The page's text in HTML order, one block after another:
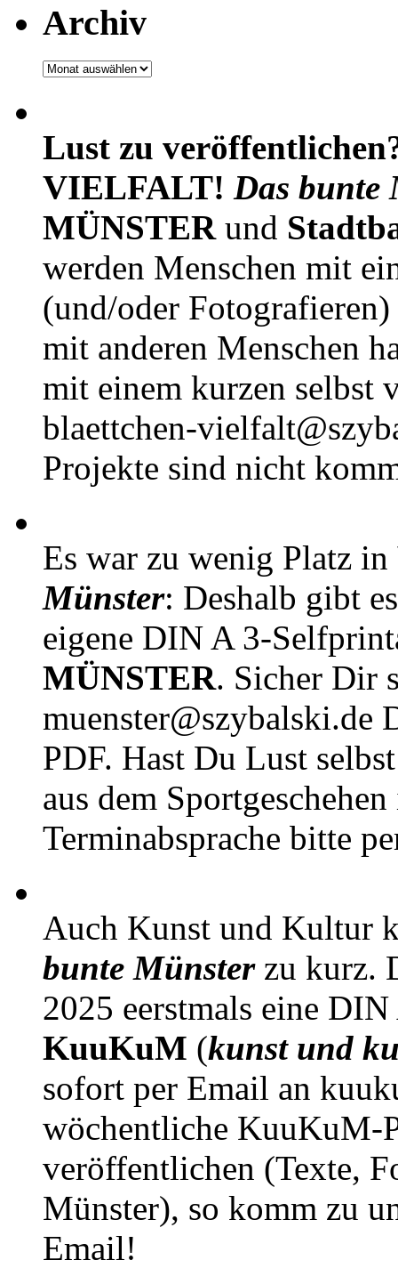
Archiv
Archiv
Lust zu
VIELFALT! Das bunte
MÜNSTER und
werden Menschen mit
(und/oder
mit anderen Menschen
mit einem kurzen selbst
blaettchen-
Projekte sind nicht
Es war zu wenig Platz in
Münster: Deshalb gibt
eigene DIN A 3-
MÜNSTER. Sicher Dir
muenster@szybalski.de
PDF. Hast Du Lust
aus dem
Terminabsprache bitte
Auch Kunst und Kultur
bunte Münsterzu kurz.
2025 eerstmals eine
KuuKuM (kunst und
sofort per Email an
wöchentliche KuuKuM-
veröffentlichen (Texte,
Münster), so komm zu
Email!